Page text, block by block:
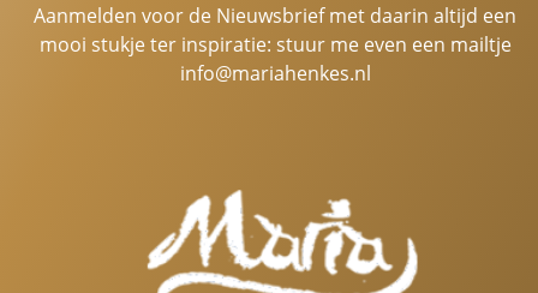
Aanmelden voor de Nieuwsbrief met daarin altijd een
mooi stukje ter inspiratie: stuur me even een mailtje
info@mariahenkes.nl